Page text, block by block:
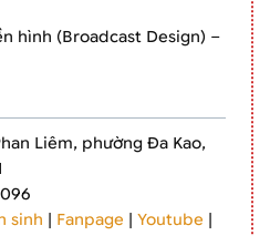
hình (Broadcast Design) –
Liêm, phường Đa Kao,
sinh Fanpage Youtube